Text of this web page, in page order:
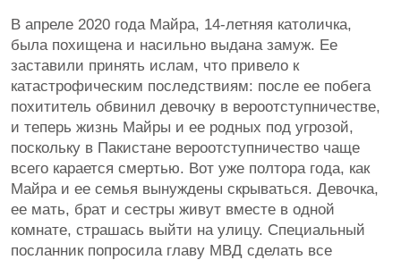
В апреле 2020 года Майра, 14-летняя католичка,
была похищена и насильно выдана замуж. Ее
заставили принять ислам, что привело к
катастрофическим последствиям: после ее побега
похититель обвинил девочку в вероотступничестве,
и теперь жизнь Майры и ее родных под угрозой,
поскольку в Пакистане вероотступничество чаще
всего карается смертью. Вот уже полтора года, как
Майра и ее семья вынуждены скрываться. Девочка,
ее мать, брат и сестры живут вместе в одной
комнате, страшась выйти на улицу. Специальный
посланник попросила главу МВД сделать все